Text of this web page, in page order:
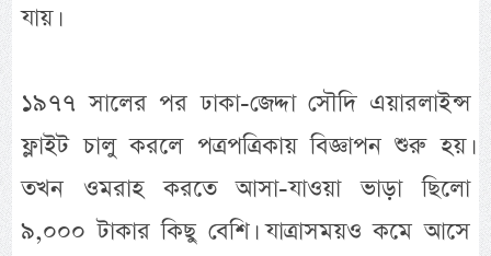
যায়।
১৯৭৭ সালের পর ঢাকা-জেদ্দা সৌদি এয়ারলাইন্স
ফ্লাইট চালু করলে পত্রপত্রিকায় বিজ্ঞাপন শুরু হয়।
তখন ওমরাহ করতে আসা-যাওয়া ভাড়া ছিলো
৯,০০০ টাকার কিছু বেশি। যাত্রাসময়ও কমে আসে